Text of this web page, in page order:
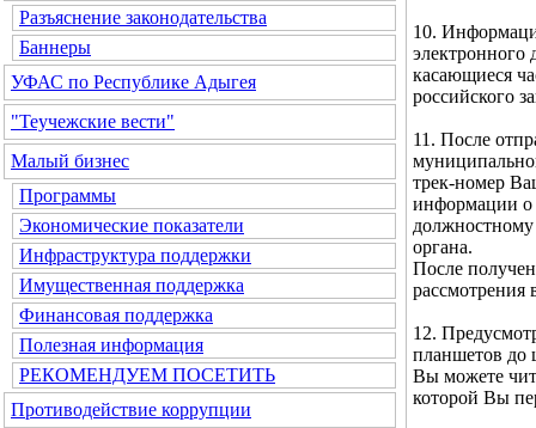
Разъяснение законодательства
Баннеры
УФАС по Республике Адыгея
"Теучежские вести"
Малый бизнес
Программы
Экономические показатели
Инфраструктура поддержки
Имущественная поддержка
Финансовая поддержка
Полезная информация
РЕКОМЕНДУЕМ ПОСЕТИТЬ
Противодействие коррупции
10.
электронного
касающиеся
российского
11. После
трек-номер
информации о
должностному
органа.
После
рассмотрения
12.
планшетов до
Вы можете
которой Вы